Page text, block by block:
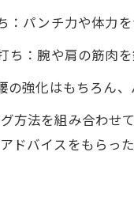
：パンチ力や体力
ち：腕や肩の筋肉
の強化はもちろん
方法を組み合わせ
ドバイスをもらっ